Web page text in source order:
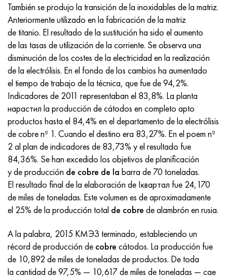
También se produjo la transición de la inoxidables de la matriz.
Anteriormente utilizado en la fabricación de la matriz
de titanio. El resultado de la sustitución ha sido el aumento
de las tasas de utilización de la corriente. Se observa una
disminución de los costes de la electricidad en la realización
de la electrólisis. En el fondo de los cambios ha aumentado
el tiempo de trabajo de la técnica, que fue de 94,2%.
Indicadores de 2011 representaban el 83,8%. La planta
нарастил la producción de cátodos en completo apto
productos hasta el 84,4% en el departamento de la electrólisis
de cobre nº 1. Cuando el destino era 83,27%. En el poem nº
2 al plan de indicadores de 83,73% y el resultado fue
84,36%. Se han excedido los objetivos de planificación
y de producción de cobre de la barra de 70 toneladas.
El resultado final de la elaboración de Іквартал fue 24,170
de miles de toneladas. Este volumen es de aproximadamente
el 25% de la producción total de cobre de alambrón en rusia.
A la palabra, 2015 КМЭЗ terminado, estableciendo un
récord de producción de cobre cátodos. La producción fue
de 10,892 de miles de toneladas de productos. De toda
la cantidad de 97,5% — 10,617 de miles de toneladas — cae
Inconel 792
InconelX750
Inconel HX
Incotherm
incotest
Jette M152
Cobalto 6B
maraging 250
Maraging 300
Maraging 350
44NKhTYu
Aleación 45N
45НХТ
47ND
47НХР
49KF
49K2F, 49K2FA-VI
Aleación 50N
Aleación 50NP
50NHS
Aleación 52N
XH60VT
XH60M
XN60YU
HN62VMYUT
HN62MVKYU
HN63MB
XN65VM
KhN65VMTYu
KhN67MVTYu
KhN68VKTYU
KhN68VMTYUK-vd
VT20-2 sv
BT22
VT-23
VT-35
PT-1M
PT-3V
PT-7M
2B
A LAS 3
3M
Ti-15V-3Cr-3Sn-3Al
Aleaciones de titanio alfa-beta
Aleación de níquel y titanio
Aisi 347H - 1.4961
Aleación A-286
Tubo resistente al calor resistente al calor
Aleación 1.4436
1.4438 - AISI 317L
1.4439 - AISI 317LMn
1.4466 - AISI 310MoLn
Aleación Al6xn
15-7Ph® - 1.4532
PH 13-8 meses - 1.4534
1.4542 - 17-4Ph®
Custom 455® - 1.4543 - uns s45500
1.4545 - 15-5Ph®
1.4548 - 17-4Ph®
10x11n20t3r
10х11н23т3мр
10H14G14N4T
10X17H13M3T
10X18N18Yu4D
11X11N2V2MF
12Х18Н9Т
13X11N2V2MF
15х12vnmf
15Х12Н2MVFAB
c95500, 2.0975, CuAI10Fe5Ni5
C95800, 2.0975, CuAl10Ni
C95520, CuAl11Ni
2,0872, CuNi10Fe1Mn, Cw352h
Bronce aluminio silicio
CW301G, C64200
bronce de silicio
C65500, CuAl11Fe3
C65620, CuSi3Fe2Zn3
C65100, CuSi1.5
Bronce estaño-plomo
LAZH60-1-1
LK80-3
CuZn37Mn3Al2PbSi, CuZn40Al2, 2,0550
C68700, CuZn20Al2
C86300, CuZn19Al6
latón rojo
C84400, CuSn2ZnPb
C83600, CuSn5ZnPb
25X1MF, 21CrMoV5-7
25X2M1F, 24CrMoV5-5
35XM, 34CrMo4
17G1S, s355j2g3
17G1S-U, St52-3, s355j0
35G2, 35s20
45G2, 45g2, AISI 1144
Aleación de acero estructural
10g2, 10g2, AISI 1513
12X2H4A, 15NiCr13, 1.5752
AC14, 11SMnPb30
20G, 20mn5
20XH3A, AISI 4320, 20hn3a
20HM, 24CrMo5, 20hm
Kh12MF, K110, Acero D2
X12F1, X155CrVMo12-1, Nc11Lv
corte rápido
Р6М5, 1.3343, hs6-5-2, sw7m
Р6М5К5, 1.3243, hs6-5-2-5
R6M5F3, 1.3344, hs6-5-3
9М4К8,1.3207
R12F3, 1.3318, sw12
P18, 1,3355, hs18-0-1, sw18
Acero carbono
10,1.1645, C105W1